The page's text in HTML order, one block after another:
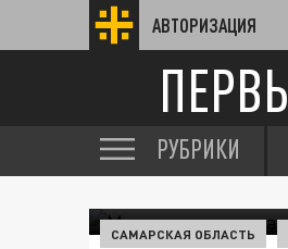
АВТОРИЗАЦИЯ
РУБРИКИ
САМАРСКАЯ ОБЛАСТЬ